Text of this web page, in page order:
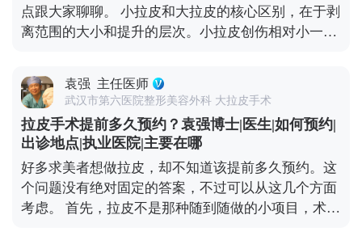
点跟大家聊聊。 小拉皮和大拉皮的核心区别，在于剥
离范围的大小和提升的层次。小拉皮创伤相对小一
人耐受力、术中麻醉效果和术后护理。 不管是小拉皮
还是大拉皮，术中都会用麻醉，手术过程中是完全不
疼的。术后的疼痛感主要集中在恢复初期，但可以通
过药物和物理方式缓解。我都会跟患者交代，术后多
休息、按时吃药、避免剧烈活动，这样疼痛感会明显
减轻。 所以大家不用因为怕疼就纠结选哪种术式，关
键还是要根据自己的衰老程度和预期效果，选适合自
袁强 主任医师
武汉市第六医院整形美容外科 大拉皮手术
拉皮手术提前多久预约？袁强博士|医生|如何预约|
出诊地点|执业医院|主要在哪
好多求美者想做拉皮，却不知道该提前多久预约。这
个问题没有绝对固定的答案，不过可以从这几个方面
考虑。 首先，拉皮不是那种随到随做的小项目，术前